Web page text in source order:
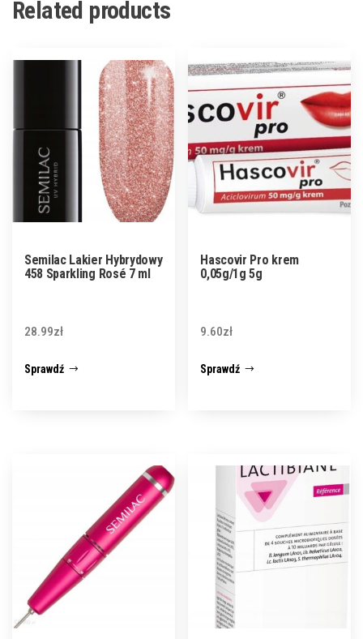
Related products
Semilac Lakier Hybrydowy
458 Sparkling Rosé 7 ml
28.99zł
Sprawdź
Hascovir Pro krem
0,05g/1g 5g
9.60zł
Sprawdź